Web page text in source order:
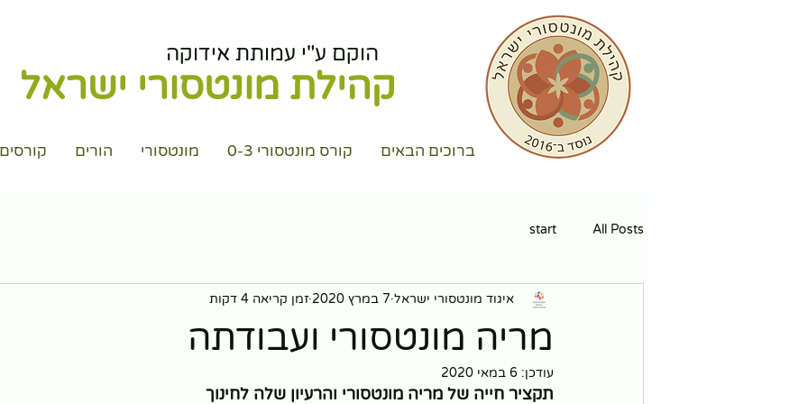
הוקם ע"י עמותת אידוקה
קהילת מונטסורי ישראל
ברוכים הבאים קורס מונטסורי 0-3 מונטסורי הורים קורסים
All Posts
start
מריה מונטסורי ועבודתה
איגוד מונטסורי ישראל 7 במרץ 2020 זמן קריאה 4 דקות
עודכן: 6 במאי 2020
תקציר חייה של מריה מונטסורי והרעיון שלה לחינוך